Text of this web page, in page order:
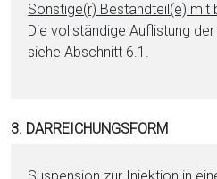
Sonstige(r) Be­stand­teil(e) mit
Die vollständige Auflistung
siehe Abschnitt 6.1.
3. DARREICHUNGSFORM